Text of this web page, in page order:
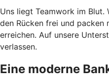
Uns liegt Teamwork im Blut.
den Rücken frei und packen
erreichen. Auf unsere
verlassen.
Eine moderne